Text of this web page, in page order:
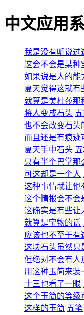
中文应用
我是没有听说过
这会不会是某种
如果说是人的能
夏天觉得这就有
就算是美杜莎那
将人变成石头
也不会改变石头
而且还是有痕迹
夏天手中石头
只有半个巴掌那
可这却是一个人
这种事情就让他
这个情报会不会
这确实是有些让
就算是宝物的话
应该也不至于有
这块石头虽然只
但绝对不会有人
用这种玉简来装
十三也看了一眼
这个玉简的等级
这样的玉简 五笔